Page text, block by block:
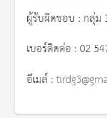
ผู้รับผิดชอบ : กลุ่ม
เบอร์ติดต่อ : 02
อีเมล์ :